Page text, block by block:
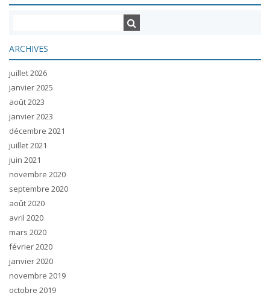
ARCHIVES
juillet 2026
janvier 2025
août 2023
janvier 2023
décembre 2021
juillet 2021
juin 2021
novembre 2020
septembre 2020
août 2020
avril 2020
mars 2020
février 2020
janvier 2020
novembre 2019
octobre 2019